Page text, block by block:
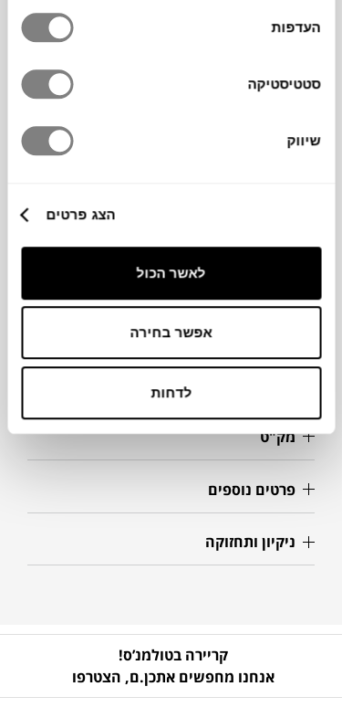
העדפות
סטטיסטיקה
שיווק
הצג פרטים
לאשר הכול
אפשר בחירה
לדחות
FERMOB
מתאים לסביבות חוץ ופנים. עשוי ממתכת קלת
נעימה בכל חלל שיוצב.
Ø45X45H ס"מ
מק"ט
פרטים נוספים
ניקיון ותחזוקה
קריירה בטולמנ’ס!
אנחנו מחפשים אתכן.ם, הצטרפו